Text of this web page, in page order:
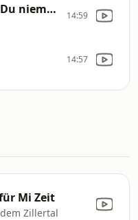
Doch Tränen wirst Du niemals sehen 14:59
14:57
Mi Zeit
Zillertal